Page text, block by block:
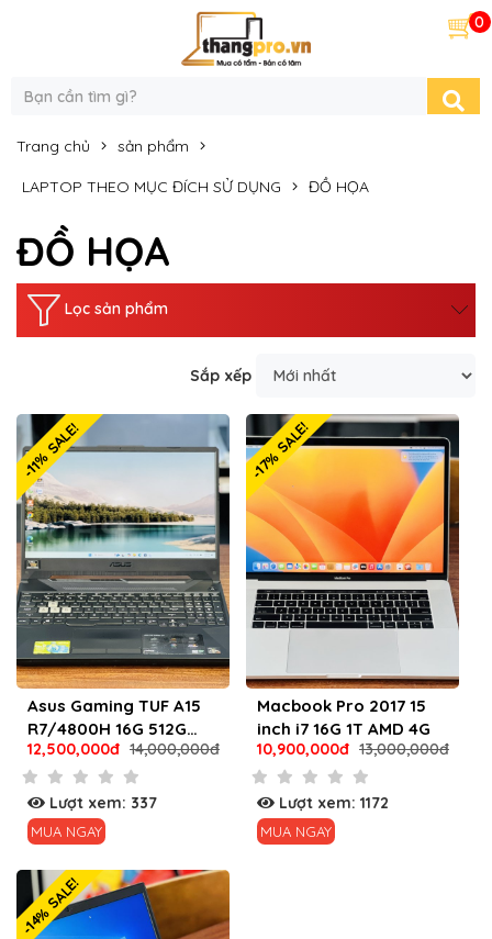
0
Trang chủ sản phẩm
LAPTOP THEO MỤC ĐÍCH SỬ DỤNG ĐỒ HỌA
ĐỒ HỌA
Lọc sản phẩm
Sắp xếp
-11% SALE!
Asus Gaming TUF A15
R7/4800H 16G 512G
GTX1650 4G
12,500,000đ 14,000,000đ
Lượt xem: 337
MUA NGAY
-17% SALE!
Macbook Pro 2017 15
inch i7 16G 1T AMD 4G
10,900,000đ 13,000,000đ
Lượt xem: 1172
MUA NGAY
-14% SALE!